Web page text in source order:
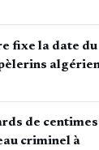
fixe la date du
de centimes
criminel à